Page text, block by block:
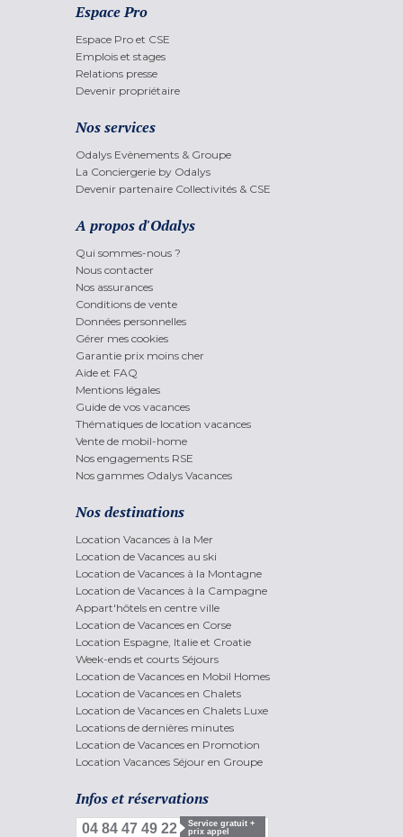
Espace Pro
Espace Pro et CSE
Emplois et stages
Relations presse
Devenir propriétaire
Nos services
Odalys Evènements & Groupe
La Conciergerie by Odalys
Devenir partenaire Collectivités & CSE
A propos d'Odalys
Qui sommes-nous ?
Nous contacter
Nos assurances
Conditions de vente
Données personnelles
Gérer mes cookies
Garantie prix moins cher
Aide et FAQ
Mentions légales
Guide de vos vacances
Thématiques de location vacances
Vente de mobil-home
Nos engagements RSE
Nos gammes Odalys Vacances
Nos destinations
Location Vacances à la Mer
Location de Vacances au ski
Location de Vacances à la Montagne
Location de Vacances à la Campagne
Appart'hôtels en centre ville
Location de Vacances en Corse
Location Espagne, Italie et Croatie
Week-ends et courts Séjours
Location de Vacances en Mobil Homes
Location de Vacances en Chalets
Location de Vacances en Chalets Luxe
Locations de dernières minutes
Location de Vacances en Promotion
Location Vacances Séjour en Groupe
Infos et réservations
04 84 47 49 22
Service gratuit +
prix appel